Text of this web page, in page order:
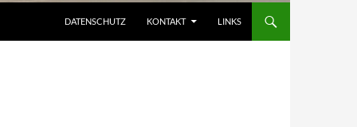
DATENSCHUTZ KONTAKT LINKS